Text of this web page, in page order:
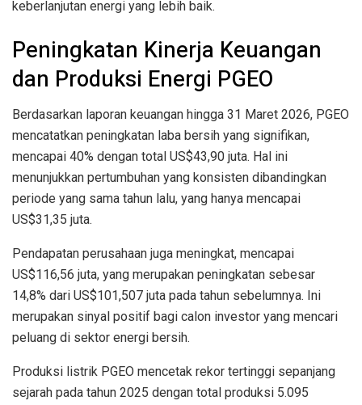
keberlanjutan energi yang lebih baik.
Peningkatan Kinerja Keuangan
dan Produksi Energi PGEO
Berdasarkan laporan keuangan hingga 31 Maret 2026, PGEO
mencatatkan peningkatan laba bersih yang signifikan,
mencapai 40% dengan total US$43,90 juta. Hal ini
menunjukkan pertumbuhan yang konsisten dibandingkan
periode yang sama tahun lalu, yang hanya mencapai
US$31,35 juta.
Pendapatan perusahaan juga meningkat, mencapai
US$116,56 juta, yang merupakan peningkatan sebesar
14,8% dari US$101,507 juta pada tahun sebelumnya. Ini
merupakan sinyal positif bagi calon investor yang mencari
peluang di sektor energi bersih.
Produksi listrik PGEO mencetak rekor tertinggi sepanjang
sejarah pada tahun 2025 dengan total produksi 5.095